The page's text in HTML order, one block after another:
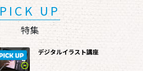
PICK UP
特集
デジタルイラスト講座